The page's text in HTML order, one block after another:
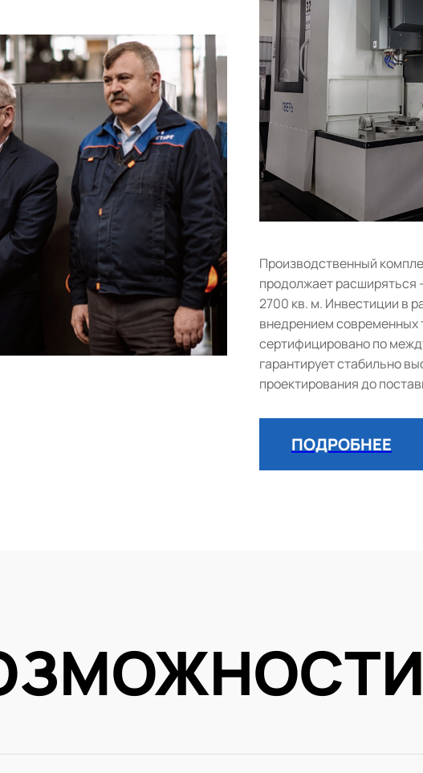
Производственный
продолжает расширяться
2700 кв. м. Инвестиции в
внедрением современных
сертифицировано по
гарантирует стабильно
проектирования до
ПОДРОБНЕЕ